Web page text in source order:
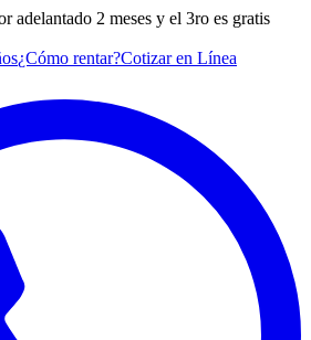
adelantado 2 meses y el 3ro es gratis
¿Cómo rentar?Cotizar en Línea